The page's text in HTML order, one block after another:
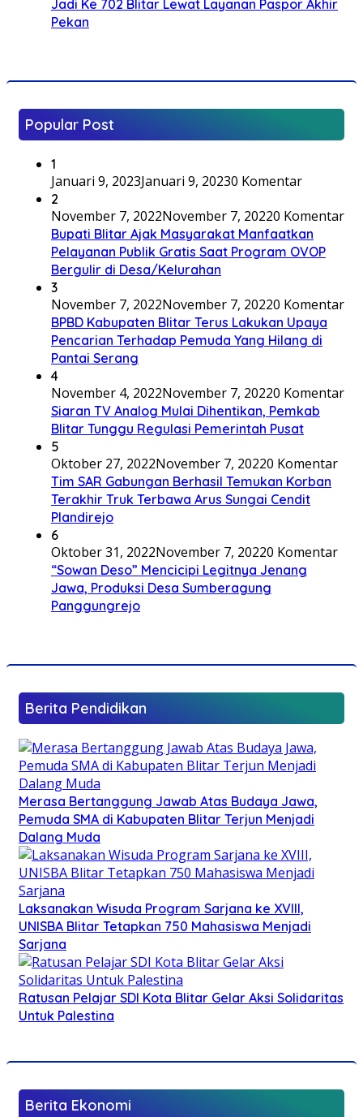
Jadi Ke 702 Blitar Lewat Layanan Paspor Akhir
Pekan
Popular Post
1
Januari 9, 2023Januari 9, 20230 Komentar
2
November 7, 2022November 7, 20220 Komentar
Bupati Blitar Ajak Masyarakat Manfaatkan
Pelayanan Publik Gratis Saat Program OVOP
Bergulir di Desa/Kelurahan
3
November 7, 2022November 7, 20220 Komentar
BPBD Kabupaten Blitar Terus Lakukan Upaya
Pencarian Terhadap Pemuda Yang Hilang di
Pantai Serang
4
November 4, 2022November 7, 20220 Komentar
Siaran TV Analog Mulai Dihentikan, Pemkab
Blitar Tunggu Regulasi Pemerintah Pusat
5
Oktober 27, 2022November 7, 20220 Komentar
Tim SAR Gabungan Berhasil Temukan Korban
Terakhir Truk Terbawa Arus Sungai Cendit
Plandirejo
6
Oktober 31, 2022November 7, 20220 Komentar
“Sowan Deso” Mencicipi Legitnya Jenang
Jawa, Produksi Desa Sumberagung
Panggungrejo
Berita Pendidikan
Merasa Bertanggung Jawab Atas Budaya Jawa,
Pemuda SMA di Kabupaten Blitar Terjun Menjadi
Dalang Muda
Laksanakan Wisuda Program Sarjana ke XVIII,
UNISBA Blitar Tetapkan 750 Mahasiswa Menjadi
Sarjana
Ratusan Pelajar SDI Kota Blitar Gelar Aksi Solidaritas
Untuk Palestina
Berita Ekonomi